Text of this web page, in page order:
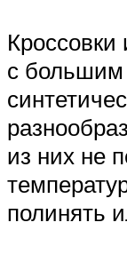
Кроссовки
с большим
из них не
полинять